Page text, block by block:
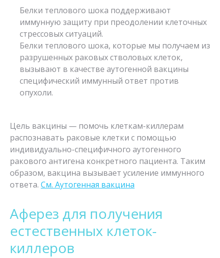
Белки теплового шока поддерживают
иммунную защиту при преодолении клеточных
стрессовых ситуаций.
Белки теплового шока, которые мы получаем из
разрушенных раковых стволовых клеток,
вызывают в качестве аутогенной вакцины
специфический иммунный ответ против
опухоли.
Цель вакцины — помочь клеткам-киллерам
распознавать раковые клетки с помощью
индивидуально-специфичного аутогенного
ракового антигена конкретного пациента. Таким
образом, вакцина вызывает усиление иммунного
ответа. См. Аутогенная вакцина
Аферез для получения
естественных клеток-
киллеров